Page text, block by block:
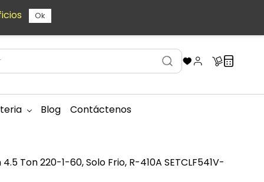
Blog Contáctenos
Ton 220-1-60, Solo Frio, R-410A SETCLF541V-
Ok